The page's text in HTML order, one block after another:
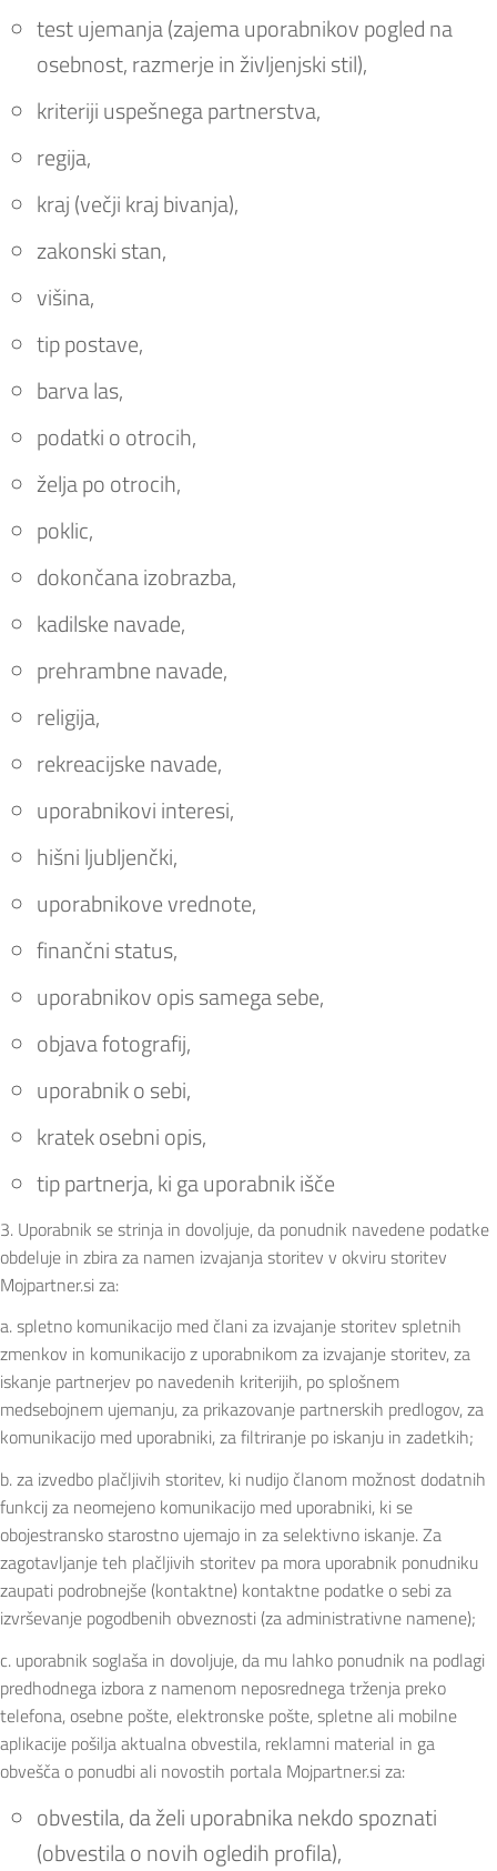
test ujemanja (zajema uporabnikov pogled na
osebnost, razmerje in življenjski stil),
kriteriji uspešnega partnerstva,
regija,
kraj (večji kraj bivanja),
zakonski stan,
višina,
tip postave,
barva las,
podatki o otrocih,
želja po otrocih,
poklic,
dokončana izobrazba,
kadilske navade,
prehrambne navade,
religija,
rekreacijske navade,
uporabnikovi interesi,
hišni ljubljenčki,
uporabnikove vrednote,
finančni status,
uporabnikov opis samega sebe,
objava fotografij,
uporabnik o sebi,
kratek osebni opis,
tip partnerja, ki ga uporabnik išče
3. Uporabnik se strinja in dovoljuje, da ponudnik navedene podatke
obdeluje in zbira za namen izvajanja storitev v okviru storitev
Mojpartner.si za:
a. spletno komunikacijo med člani za izvajanje storitev spletnih
zmenkov in komunikacijo z uporabnikom za izvajanje storitev, za
iskanje partnerjev po navedenih kriterijih, po splošnem
medsebojnem ujemanju, za prikazovanje partnerskih predlogov, za
komunikacijo med uporabniki, za filtriranje po iskanju in zadetkih;
b. za izvedbo plačljivih storitev, ki nudijo članom možnost dodatnih
funkcij za neomejeno komunikacijo med uporabniki, ki se
obojestransko starostno ujemajo in za selektivno iskanje. Za
zagotavljanje teh plačljivih storitev pa mora uporabnik ponudniku
zaupati podrobnejše (kontaktne) kontaktne podatke o sebi za
izvrševanje pogodbenih obveznosti (za administrativne namene);
c. uporabnik soglaša in dovoljuje, da mu lahko ponudnik na podlagi
predhodnega izbora z namenom neposrednega trženja preko
telefona, osebne pošte, elektronske pošte, spletne ali mobilne
aplikacije pošilja aktualna obvestila, reklamni material in ga
obvešča o ponudbi ali novostih portala Mojpartner.si za:
obvestila, da želi uporabnika nekdo spoznati
(obvestila o novih ogledih profila),